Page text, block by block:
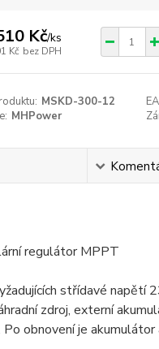
Kč/ks
Kč bez DPH
MSKD-300-12
MHPower
regulátor MPPT
střídavé napětí
zdroj, externí
obnovení je